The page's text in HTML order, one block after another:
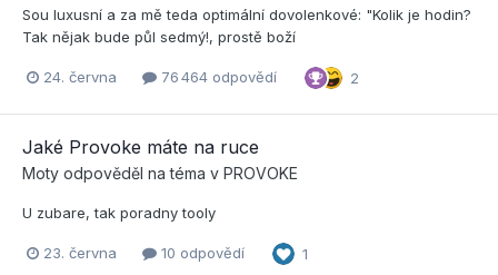
Sou luxusní a za mě teda optimální dovolenkové: "Kolik je hodin?
Tak nějak bude půl sedmý!, prostě boží
24. června 76 464 odpovědí 2
Jaké Provoke máte na ruce
Moty odpověděl na téma v PROVOKE
U zubare, tak poradny tooly
23. června 10 odpovědí 1